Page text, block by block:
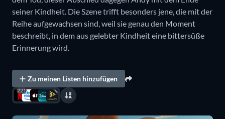
seiner Kindheit. Die Szene trifft besonders jene, die mit der
Reihe aufgewachsen sind, weil sie genau den Moment
beschreibt, in dem aus gelebter Kindheit eine bittersüße
Erinnerung wird.
Zu meinen Listen hinzufügen
221